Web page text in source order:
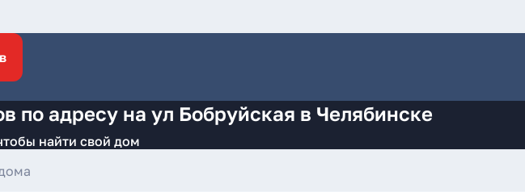
по адресу на ул Бобруйская в Челябинске
найти свой дом